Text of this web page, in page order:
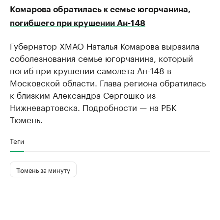
Комарова обратилась к семье югорчанина,
погибшего при крушении Ан-148
Губернатор ХМАО Наталья Комарова выразила
соболезнования семье югорчанина, который
погиб при крушении самолета Ан-148 в
Московской области. Глава региона обратилась
к близким Александра Сергошко из
Нижневартовска. Подробности — на РБК
Тюмень.
Теги
Тюмень за минуту